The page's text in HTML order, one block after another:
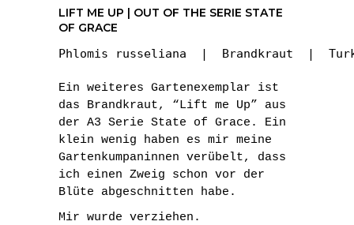
LIFT ME UP | OUT OF THE SERIE STATE
OF GRACE
Phlomis russeliana  |  Brandkraut  |
Ein weiteres Gartenexemplar ist
das Brandkraut, “Lift me Up” aus
der A3 Serie State of Grace. Ein
klein wenig haben es mir meine
Gartenkumpaninnen verübelt, dass
ich einen Zweig schon vor der
Blüte abgeschnitten habe.
Mir wurde verziehen.